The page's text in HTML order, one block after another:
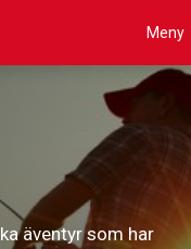
Meny
äventyr som har